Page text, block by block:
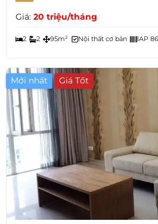
Giá: 20 triệu/tháng
2 2 95m² Nội thất cơ bản IAP
Mới nhất